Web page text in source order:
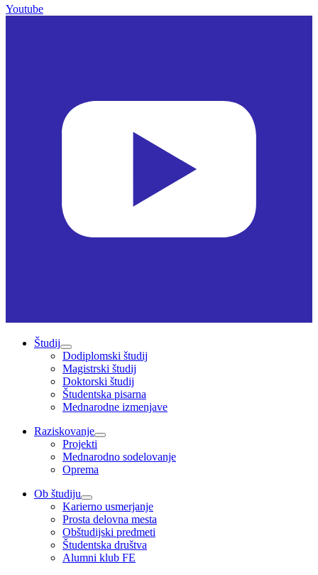
Youtube
Študij
Dodiplomski študij
Magistrski študij
Doktorski študij
Študentska pisarna
Mednarodne izmenjave
Raziskovanje
Projekti
Mednarodno sodelovanje
Oprema
Ob študiju
Karierno usmerjanje
Prosta delovna mesta
Obštudijski predmeti
Študentska društva
Alumni klub FE